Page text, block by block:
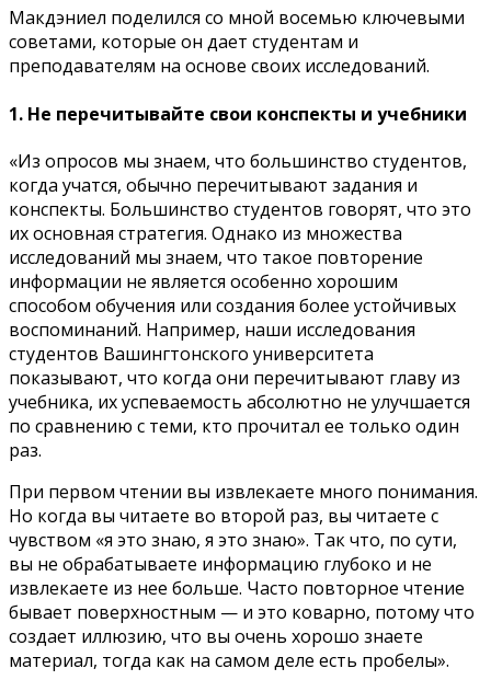
Макдэниел поделился со мной восемью ключевыми
советами, которые он дает студентам и
преподавателям на основе своих исследований.
1. Не перечитывайте свои конспекты и учебники
«Из опросов мы знаем, что большинство студентов,
когда учатся, обычно перечитывают задания и
конспекты. Большинство студентов говорят, что это
их основная стратегия. Однако из множества
исследований мы знаем, что такое повторение
информации не является особенно хорошим
способом обучения или создания более устойчивых
воспоминаний. Например, наши исследования
студентов Вашингтонского университета
показывают, что когда они перечитывают главу из
учебника, их успеваемость абсолютно не улучшается
по сравнению с теми, кто прочитал ее только один
раз.
При первом чтении вы извлекаете много понимания.
Но когда вы читаете во второй раз, вы читаете с
чувством «я это знаю, я это знаю». Так что, по сути,
вы не обрабатываете информацию глубоко и не
извлекаете из нее больше. Часто повторное чтение
бывает поверхностным — и это коварно, потому что
создает иллюзию, что вы очень хорошо знаете
материал, тогда как на самом деле есть пробелы».